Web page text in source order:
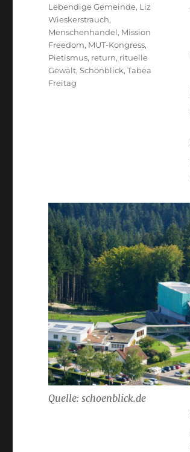
Quelle: schoenblick.de
Lebendige Gemeinde, Liz
Wieskerstrauch,
Menschenhandel, Mission
Freedom, MUT-Kongress,
Pietismus, return, rituelle
Gewalt,Schönblick,Tabea
Freitag